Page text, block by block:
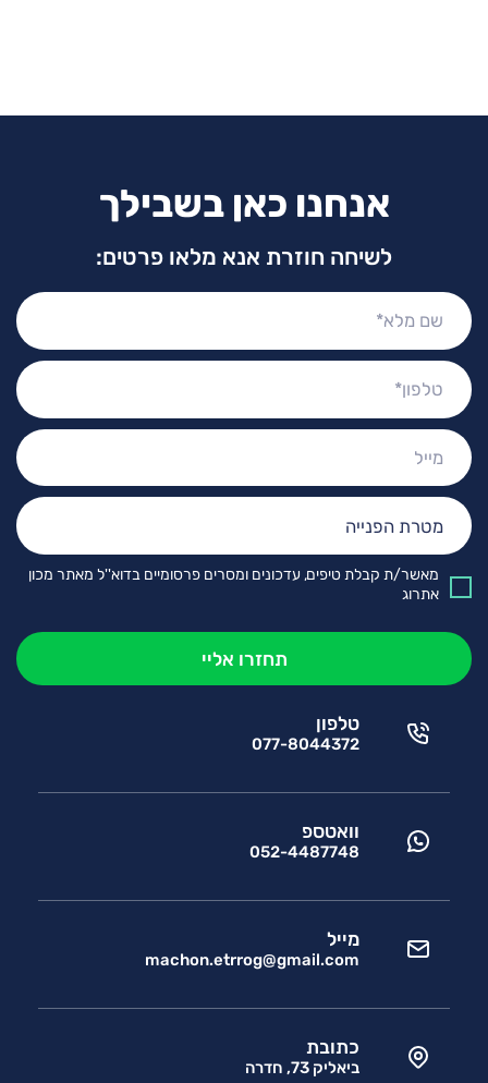
אנחנו כאן בשבילך
לשיחה חוזרת אנא מלאו פרטים:
שם
מלא:
טלפון:
מייל:
מטרת
הפנייה:
מאשר/ת קבלת טיפים, עדכונים ומסרים פרסומיים בדוא''ל מאתר מכון
אתרוג
טלפון
077-8044372
וואטספ
052-4487748
מייל
machon.etrrog@gmail.com
כתובת
ביאליק 73, חדרה